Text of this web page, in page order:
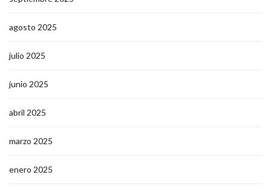
agosto 2025
julio 2025
junio 2025
abril 2025
marzo 2025
enero 2025